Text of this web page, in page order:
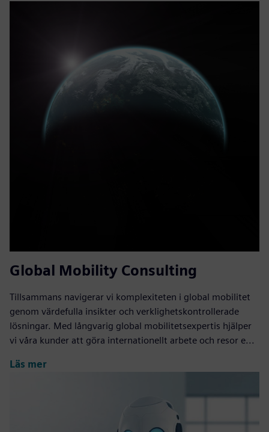
Global Mobility Consulting
Tillsammans navigerar vi komplexiteten i global mobilitet
genom värdefulla insikter och verklighetskontrollerade
lösningar. Med långvarig global mobilitetsexpertis hjälper
vi våra kunder att göra internationellt arbete och resor e...
Läs mer